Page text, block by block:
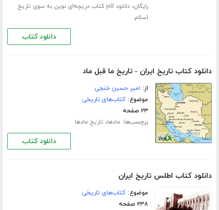
رایگان،
دانلود pdf کتاب دریچه‌ای نوین به سوی تاریخ
اسلام
دانلود کتاب
دانلود کتاب تاریخ ایران - تاریخ ما قبل ماد
از: امیر حسین خنجی
موضوع:کتاب‌های تاریخی
۲۳ صفحه
برچسب‌ها: مادها، تاریخ مادها
دانلود کتاب
دانلود کتاب اطلس تاریخ ایران
موضوع:کتاب‌های تاریخی
۲۳۸ صفحه